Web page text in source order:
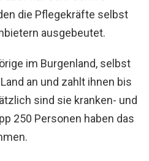
die Pflegekräfte selbst
ausgebeutet.
im Burgenland, selbst
an und zahlt ihnen bis
sind sie kranken- und
250 Personen haben das